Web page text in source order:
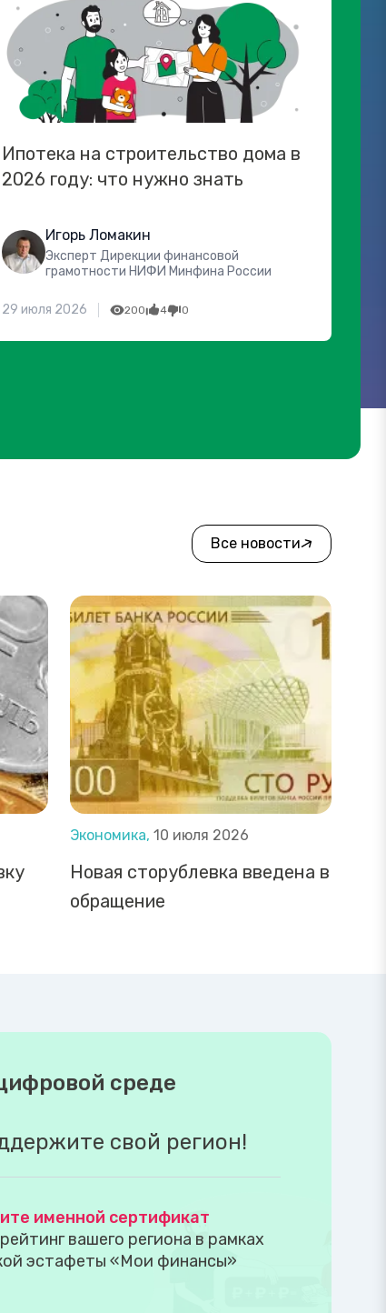
Ипотека на строительство дома в
2026 году: что нужно знать
Игорь Ломакин
Эксперт Дирекции финансовой
грамотности НИФИ Минфина России
29 июля 2026 200 4 0
Все новости
Экономика, 10 июля 2026
Новая сторублевка введена в
обращение
среде
свой регион!
именной сертификат
вашего региона в рамках
эстафеты «Мои финансы»